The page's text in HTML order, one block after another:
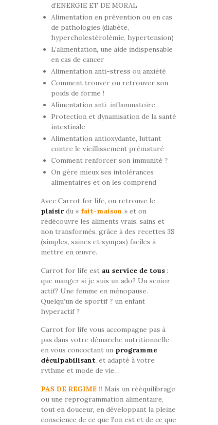
d’ENERGIE ET DE MORAL
Alimentation en prévention ou en cas
de pathologies (diabète,
hypercholestérolémie, hypertension)
L’alimentation, une aide indispensable
en cas de cancer
Alimentation anti-stress ou anxiété
Comment trouver ou retrouver son
poids de forme !
Alimentation anti-inflammatoire
Protection et dynamisation de la santé
intestinale
Alimentation antioxydante, luttant
contre le vieillissement prématuré
Comment renforcer son immunité ?
On gère mieux ses intolérances
alimentaires et on les comprend
Avec Carrot for life, on retrouve le
plaisirdu « fait-maison » et on
redécouvre les aliments vrais, sains et
non transformés, grâce à des recettes 3S
(simples, saines et sympas) faciles à
mettre en œuvre.
Carrot for life est au service de tous :
que manger si je suis un ado? Un senior
actif? Une femme en ménopause.
Quelqu’un de sportif ? un enfant
hyperactif ?
Carrot for life vous accompagne pas à
pas dans votre démarche nutritionnelle
en vous concoctant un programme
déculpabilisant, et adapté à votre
rythme et mode de vie…
PAS DE REGIME !! Mais un rééquilibrage
ou une reprogrammation alimentaire,
tout en douceur, en développant la pleine
conscience de ce que l’on est et de ce que